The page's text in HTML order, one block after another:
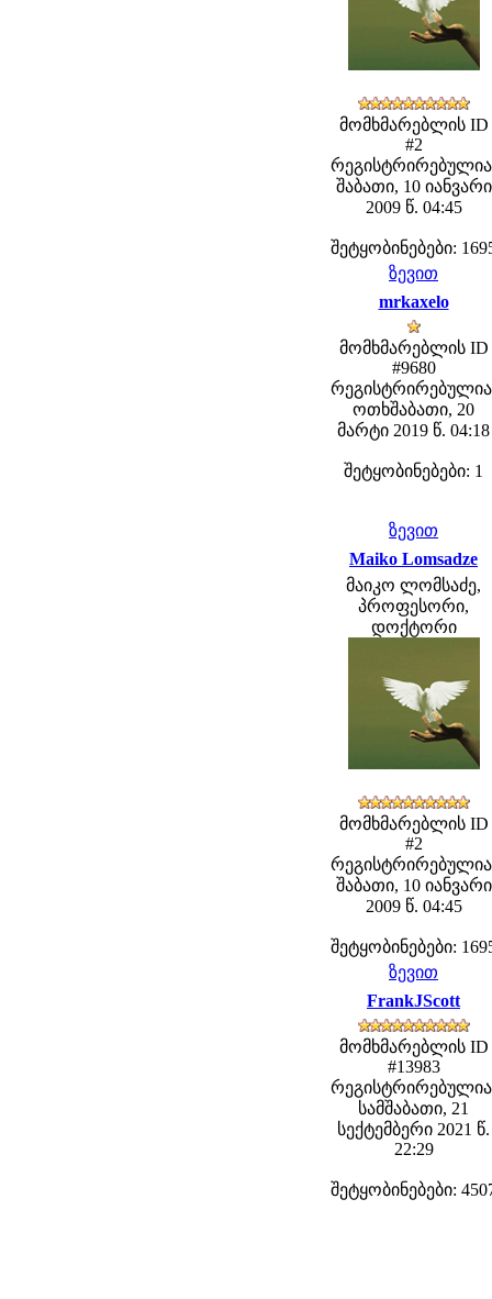
მომხმარებლის ID
#2
შაბათი, 10 იანვარი
2009 წ. 04:45
შეტყობინებები:
ზევით
mrkaxelo
მომხმარებლის ID
#9680
ოთხშაბათი, 20
მარტი 2019 წ. 04:18
შეტყობინებები: 1
ზევით
Maiko Lomsadze
მაიკო ლომსაძე,
პროფესორი,
დოქტორი
მომხმარებლის ID
#2
შაბათი, 10 იანვარი
2009 წ. 04:45
შეტყობინებები:
ზევით
FrankJScott
მომხმარებლის ID
#13983
სამშაბათი, 21
სექტემბერი 2021 წ.
22:29
შეტყობინებები: